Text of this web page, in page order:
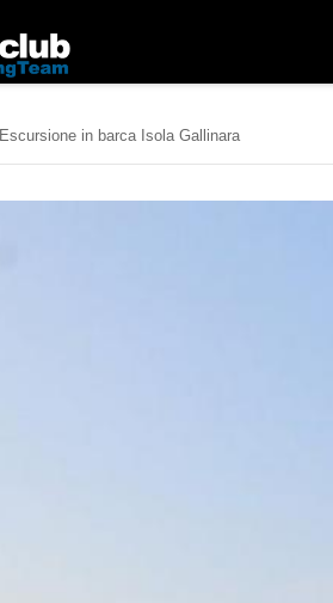
Escursione in barca Isola Gallinara